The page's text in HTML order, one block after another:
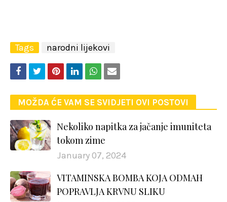
Tags narodni lijekovi
MOŽDA ĆE VAM SE SVIDJETI OVI POSTOVI
Nekoliko napitka za jačanje imuniteta
tokom zime
January 07, 2024
VITAMINSKA BOMBA KOJA ODMAH
POPRAVLJA KRVNU SLIKU